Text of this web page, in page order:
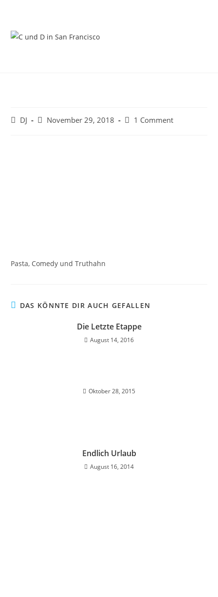
springen
Beitrags-
DJ
Beitrag
November 29, 2018
Beitrags-
1 Comment
Pasta, Comedy und Truthahn
DAS KÖNNTE DIR AUCH GEFALLEN
Die Letzte Etappe
August 14, 2016
Oktober 28, 2015
Endlich Urlaub
August 16, 2014